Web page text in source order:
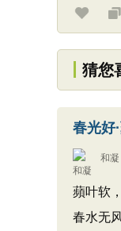
猜您
春光好
和凝
蘋叶软
春水无